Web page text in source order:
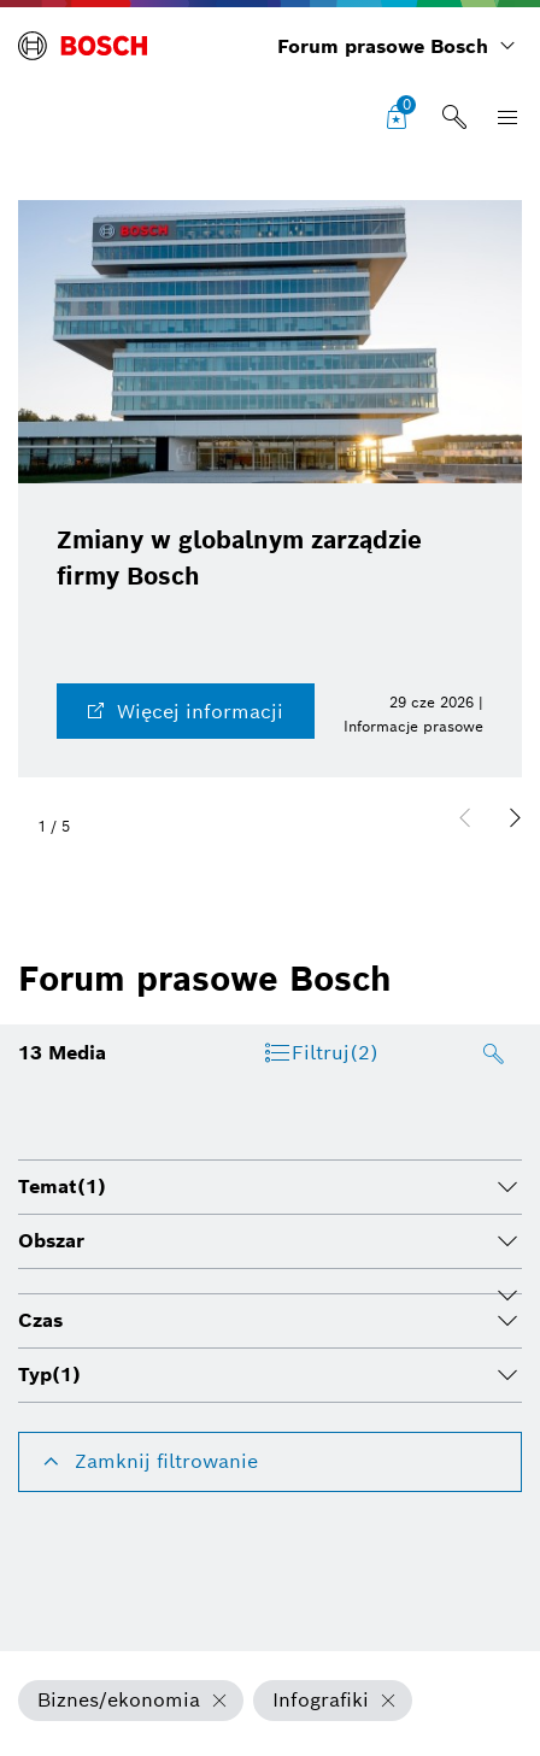
Forum prasowe Bosch
0
29 cze 2026 |
Informacje prasowe
Bosch
Więcej informacji
2 / 5
Forum prasowe Bosch
13 Media Filtruj(2)
Temat(1)
Obszar
Czas
Typ(1)
Zamknij filtrowanie
Biznes/ekonomia Infografiki